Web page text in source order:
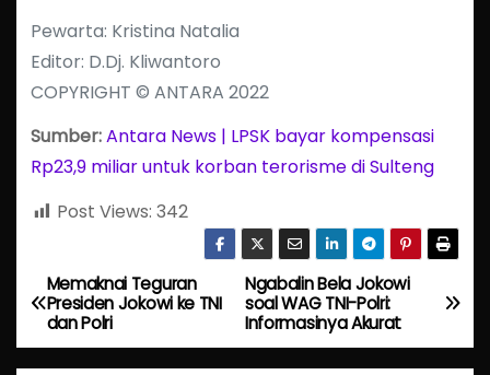
Pewarta: Kristina Natalia
Editor: D.Dj. Kliwantoro
COPYRIGHT © ANTARA 2022
Sumber:Antara News | LPSK bayar kompensasi
Rp23,9 miliar untuk korban terorisme di Sulteng
Post Views: 342
P
o
Ngabalin Bela Jokowi
soal WAG TNI-Polri:
Informasinya Akurat
Memaknai Teguran
Presiden Jokowi ke TNI
dan Polri